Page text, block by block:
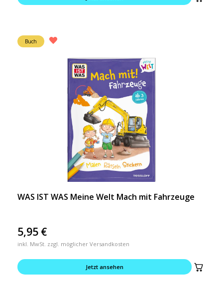
Buch
WAS IST WAS Meine Welt Mach mit Fahrzeuge
5,95 €
inkl. MwSt. zzgl. möglicher Versandkosten
Jetzt ansehen